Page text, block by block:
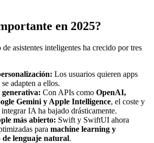
en 2025?
asistentes inteligentes ha crecido por tres
Los usuarios quieren apps
adapten a ellos.
generativa: Con APIs como OpenAI,
Gemini y Apple Intelligence, el coste y
IA ha bajado drásticamente.
más abierto: Swift y SwiftUI ahora
para machine learning y
de lenguaje natural.